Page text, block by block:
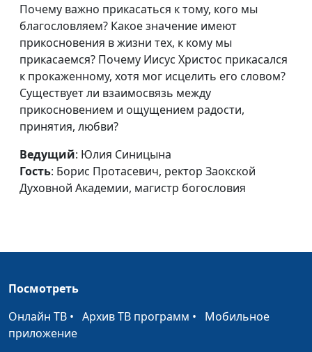
магистр богословия
Значение
благословения
Юлия Синицына,
Борис Протасевич,
ректор Заокской
Духовной Академии,
магистр богословия
Иисус Христос и наши
семейные проблемы
священнослужитель,
Борис Протасевич,
ректор Заокской
Роль мужчины в
Дмитрий Булатов,
Духовной Академии,
#258
Почему важно прикасаться к тому, кого мы
благословляем? Какое значение имеют
прикосновения в жизни тех, к кому мы
прикасаемся? Почему Иисус Христос прикасался
к прокаженному, хотя мог исцелить его словом?
Существует ли взаимосвязь между
прикосновением и ощущением радости,
принятия, любви?
Ведущий: Юлия Синицына
Гость: Борис Протасевич, ректор Заокской
Духовной Академии, магистр богословия
Посмотреть
Онлайн ТВ • Архив ТВ программ • Мобильное
приложение